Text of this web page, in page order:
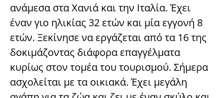
ανάμεσα στα Χανιά και την Ιταλία. Έχει
έναν γιο ηλικίας 32 ετών και μία εγγονή 8
ετών. Ξεκίνησε να εργάζεται από τα 16 της
δοκιμάζοντας διάφορα επαγγέλματα
κυρίως στον τομέα του τουρισμού. Σήμερα
ασχολείται με τα οικιακά. Έχει μεγάλη